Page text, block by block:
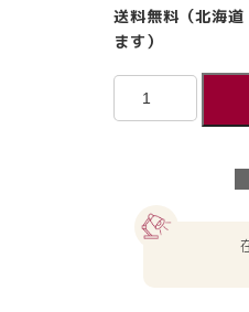
送料無料（北海
ます）
【法